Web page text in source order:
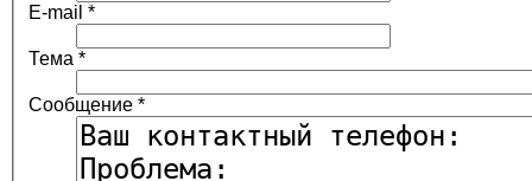
E-mail *
Тема *
Сообщение *